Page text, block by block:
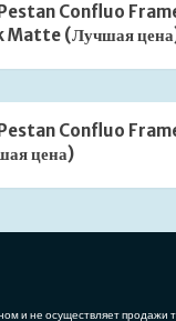
Confluo
Matte (Лучшая
Confluo
цена)
и не осуществляет продажи